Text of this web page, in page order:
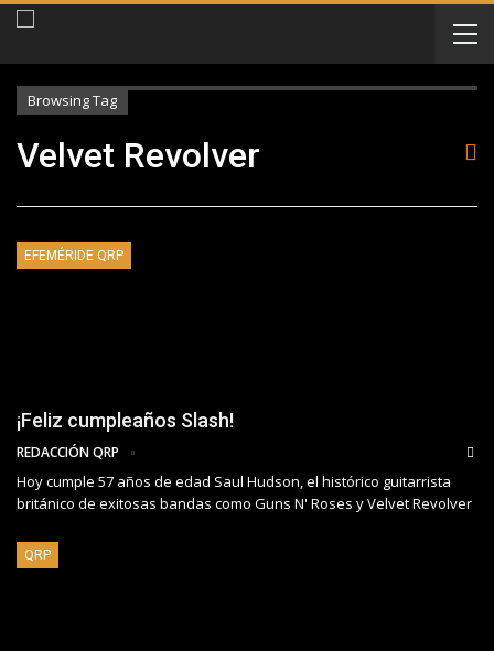
Browsing Tag
Velvet Revolver
EFEMÉRIDE QRP
¡Feliz cumpleaños Slash!
REDACCIÓN QRP
Hoy cumple 57 años de edad Saul Hudson, el histórico guitarrista
británico de exitosas bandas como Guns N' Roses y Velvet Revolver
QRP